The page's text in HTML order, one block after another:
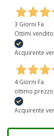
3 Giorni Fa
Ottimi
Acquirente
4 Giorni Fa
ottimo
Acquirente